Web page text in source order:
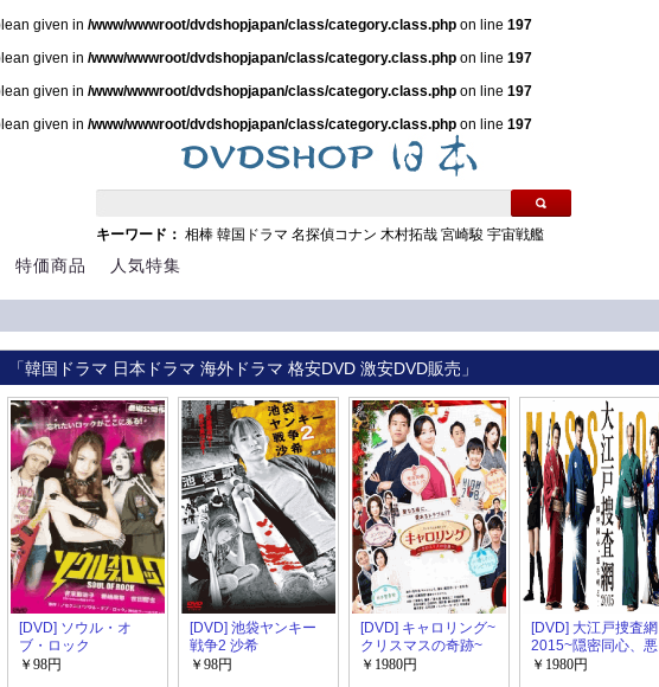
given in /www/wwwroot/dvdshopjapan/class/category.class.php on line 197
given in /www/wwwroot/dvdshopjapan/class/category.class.php on line 197
given in /www/wwwroot/dvdshopjapan/class/category.class.php on line 197
given in /www/wwwroot/dvdshopjapan/class/category.class.php on line 197
キーワード： 相棒 韓国ドラマ 名探偵コナン 木村拓哉 宮崎駿 宇宙戦艦
特価商品 人気特集
「韓国ドラマ 日本ドラマ 海外ドラマ 格安DVD 激安DVD販売」
[DVD] ソウル・オ
ブ・ロック
￥98円
[DVD] 池袋ヤンキー
戦争2 沙希
￥98円
[DVD] キャロリング~
クリスマスの奇跡~
￥1980円
[DVD] 大江戸捜査網
2015~隠密同心、悪
を斬る!~
￥1980円